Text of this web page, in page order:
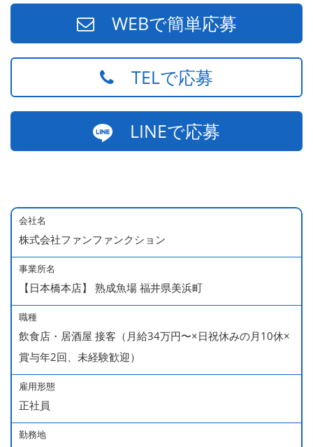
WEBで簡単応募
TELで応募
LINEで応募
会社名
株式会社ファンファンクション
事業所名
【日本橋本店】 熟成魚場 福井県美浜町
職種
飲食店・居酒屋 接客（月給34万円〜×日祝休みの月10休×
賞与年2回、未経験歓迎）
雇用形態
正社員
勤務地